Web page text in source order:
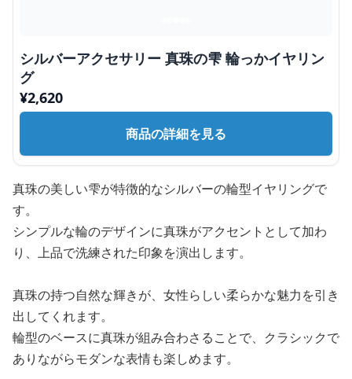
シルバーアクセサリー 真珠の雫 輪っかイヤリン
グ
¥2,620
商品の詳細を見る
真珠の美しい雫が特徴的なシルバーの輪型イヤリングで
す。
シンプルな輪のデザインに真珠がアクセントとして加わ
り、上品で洗練された印象を演出します。
真珠の持つ自然な輝きが、女性らしい柔らかな魅力を引き
出してくれます。
輪型のベースに真珠が組み合わさることで、クラシックで
ありながらモダンな表情も楽しめます。